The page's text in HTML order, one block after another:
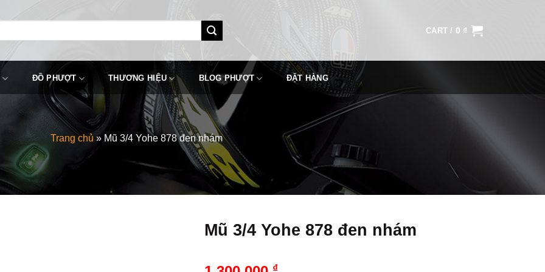
CART / 0 ₫
ĐỒ PHƯỢT THƯƠNG HIỆU BLOG PHƯỢT ĐẶT HÀNG
Trang chủ » Mũ 3/4 Yohe 878 đen nhám
Mũ 3/4 Yohe 878 đen nhám
₫